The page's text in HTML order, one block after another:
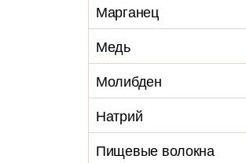
Марганец
Медь
Молибден
Натрий
Пищевые волокна